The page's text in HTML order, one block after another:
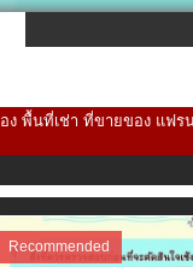
ง พื้นที่เช่า ที่ขายของ แฟร
Recommended